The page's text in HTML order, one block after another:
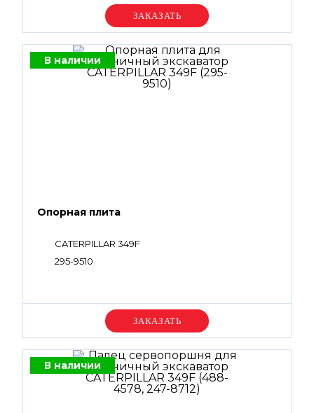
Уточняйте цену
В наличии
Опорная плита
CATERPILLAR 349F
295-9510
Уточняйте цену
В наличии